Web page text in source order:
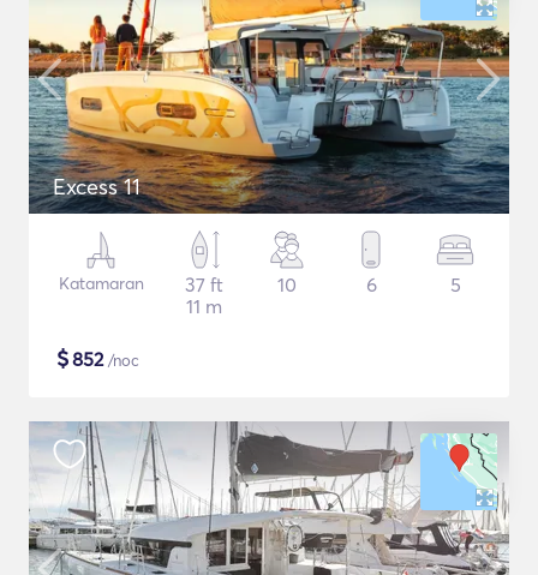
Excess 11
Katamaran
37 ft
11 m
10 6 5
$852/noc